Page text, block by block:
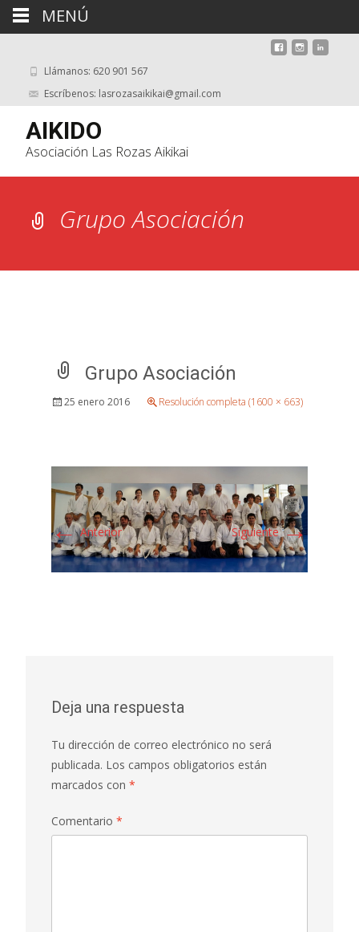
Llámanos: 620 901 567
Escríbenos: lasrozasaikikai@gmail.com
AIKIDO
Asociación Las Rozas Aikikai
Grupo Asociación
Grupo Asociación
25 enero 2016 Resolución completa (1600 × 663)
←Anterior Siguiente→
Deja una respuesta
Tu dirección de correo electrónico no será
publicada. Los campos obligatorios están
marcados con *
Comentario *
MENÚ